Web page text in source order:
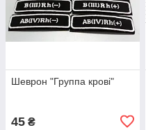
Шеврон "Группа крові"
45 ₴